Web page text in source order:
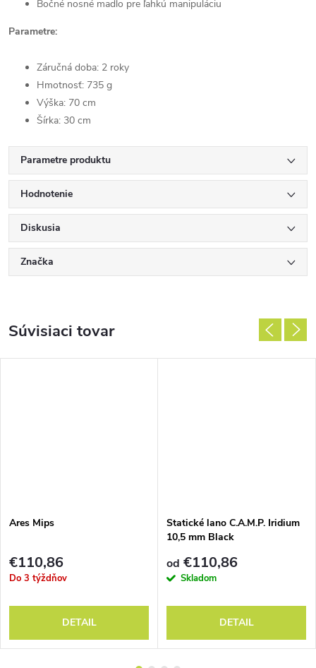
Bočné nosné madlo pre ľahkú manipuláciu
Parametre:
Záručná doba: 2 roky
Hmotnosť: 735 g
Výška: 70 cm
Šírka: 30 cm
Parametre produktu
Hodnotenie
Diskusia
Značka
Súvisiaci tovar
Ares Mips
€110,86
Do 3 týždňov
DETAIL
Statické lano C.A.M.P. Iridium
10,5 mm Black
od €110,86
Skladom
DETAIL